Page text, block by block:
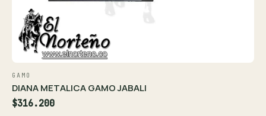
GAMO
DIANA METALICA GAMO JABALI
$316.200